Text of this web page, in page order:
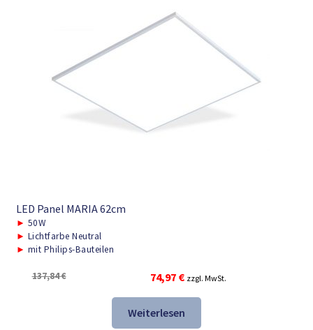
LED Panel MARIA 62cm
► 50W
► Lichtfarbe Neutral
► mit Philips-Bauteilen
137,84€
Ursprünglicher
Preis
war:
74,97 €Aktueller
Preis
ist:
zzgl. MwSt.
Weiterlesen